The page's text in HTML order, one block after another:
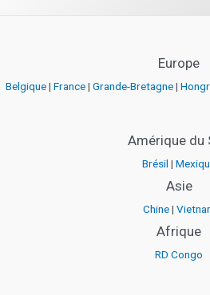
Europe
Belgique| France| Grande-Bretagne|
Amérique du
Brésil |
Asie
Chine|
Afrique
RD Congo